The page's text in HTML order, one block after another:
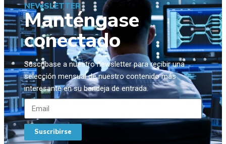
NEWSLETTER
Manténgase
conectado
Suscríbase a nuestro newsletter para recibir una
selección mensual de nuestro contenido más
interesante en su bandeja de entrada.
Suscribirse